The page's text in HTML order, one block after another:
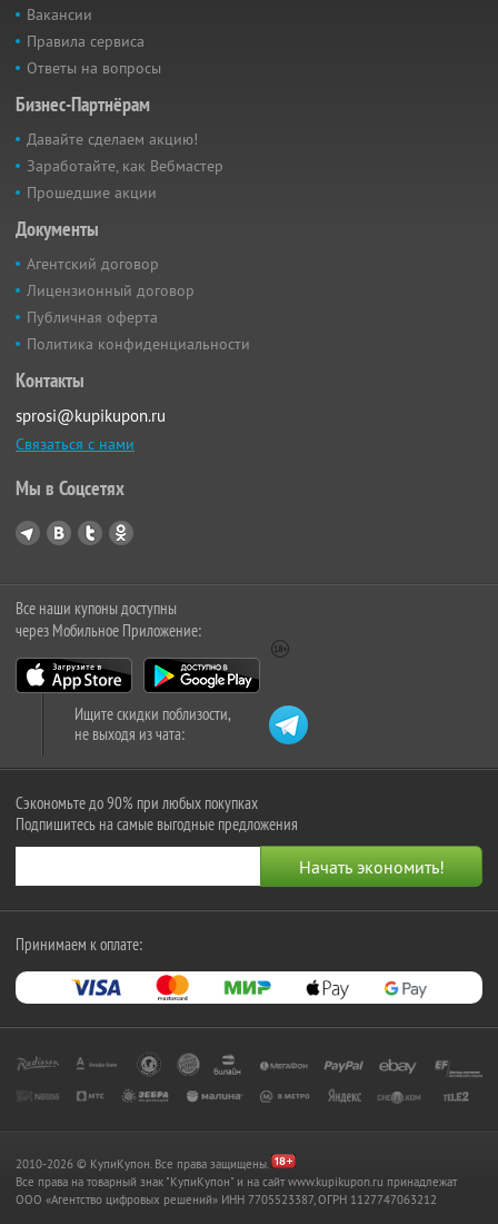
Вакансии
Правила сервиса
Ответы на вопросы
Бизнес-Партнёрам
Давайте сделаем акцию!
Заработайте, как Вебмастер
Прошедшие акции
Документы
Агентский договор
Лицензионный договор
Публичная оферта
Политика конфиденциальности
Контакты
sprosi@kupikupon.ru
Связаться с нами
Мы в Соцсетях
Все наши купоны доступны
через Мобильное Приложение:
Ищите скидки поблизости,
не выходя из чата:
Сэкономьте до 90% при любых покупках
Подпишитесь на самые выгодные предложения
Принимаем к оплате:
2010-2026 © КупиКупон. Все права защищены.
Все права на товарный знак "КупиКупон" и на сайт www.kupikupon.ru принадлежат
OOO «Агентство цифровых решений» ИНН 7705523387, ОГРН 1127747063212